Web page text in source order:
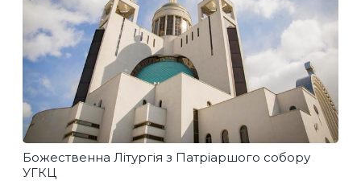
Божественна Літургія з Патріаршого собору
УГКЦ